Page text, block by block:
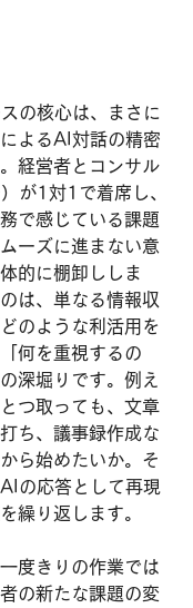
の核心は、まさに
よるAI対話の精密
経営者とコンサル
が1対1で着席し、
で感じている課題
ーズに進まない意
的に棚卸ししま
は、単なる情報収
のような利活用を
何を重視するの
深堀りです。例え
つ取っても、文章
ち、議事録作成な
ら始めたいか。そ
の応答として再現
繰り返します。
度きりの作業では
の新たな課題の変